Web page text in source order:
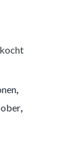
,
,